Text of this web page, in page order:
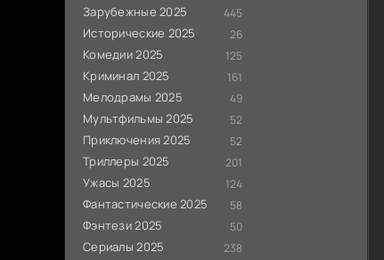
Зарубежные 2025 445
Исторические 2025 26
Комедии 2025 125
Криминал 2025 161
Мелодрамы 2025 49
Мультфильмы 2025 52
Приключения 2025 52
Триллеры 2025 201
Ужасы 2025 124
Фантастические 2025 58
Фэнтези 2025 50
Сериалы 2025 238